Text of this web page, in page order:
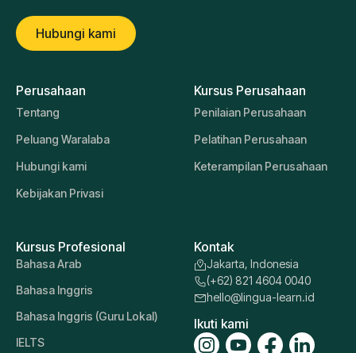
Hubungi kami
Perusahaan
Tentang
Peluang Waralaba
Hubungi kami
Kebijakan Privasi
Kursus Perusahaan
Penilaian Perusahaan
Pelatihan Perusahaan
Keterampilan Perusahaan
Kursus Profesional
Bahasa Arab
Bahasa Inggris
Bahasa Inggris (Guru Lokal)
IELTS
Kontak
Jakarta, Indonesia
(+62) 821 4604 0040
hello@lingua-learn.id
Ikuti kami